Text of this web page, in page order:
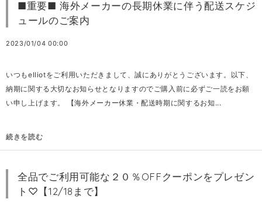
■重要■ 海外メーカーの長期休業に伴う配送スケジ
ュールのご案内
2023/01/04 00:00
いつもelliotをご利用いただきまして、誠にありがとうございます。以下、
納期に関する大切なお知らせとなりますのでご購入前に必ずご一読をお願
い申し上げます。 【海外メーカー休業・配送時期に関するお知...
続きを読む
全品でご利用可能な２０％OFFクーポンをプレゼン
ト♡【12/18まで】